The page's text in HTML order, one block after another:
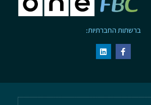
ברשתות החברתיות: